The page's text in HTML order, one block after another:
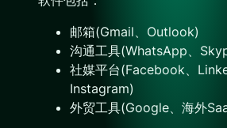
邮箱(Gmail、Outlook)
沟通工具(WhatsApp、
社媒平台(Facebook、
Instagram)
外贸工具(Google、海外